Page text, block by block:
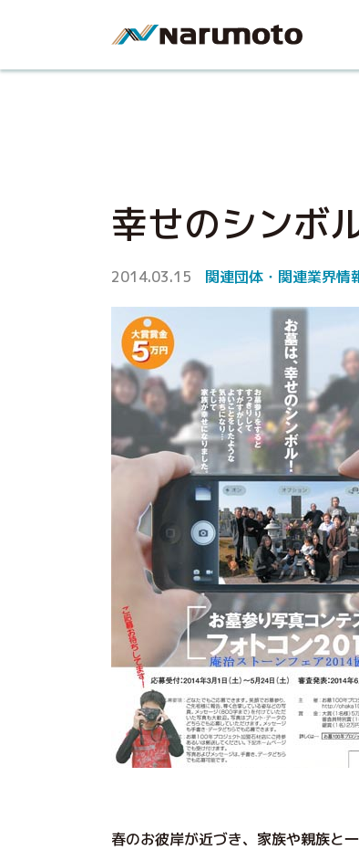
幸せのシンボ
2014.03.15 関連団体・関連業界情
春のお彼岸が近づき、家族や親族と